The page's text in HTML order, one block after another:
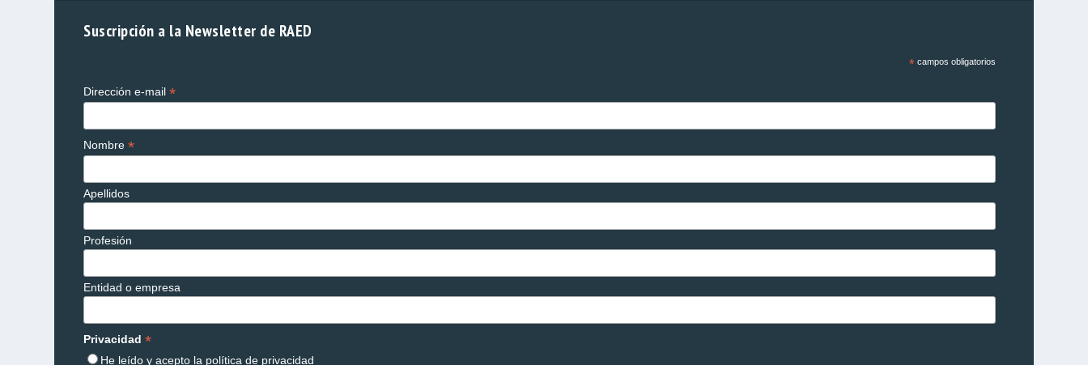
Suscripción a la Newsletter de RAED
*campos obligatorios
Dirección e-mail*
Nombre*
Apellidos
Profesión
Entidad o empresa
Privacidad*
He leído y acepto la política de privacidad